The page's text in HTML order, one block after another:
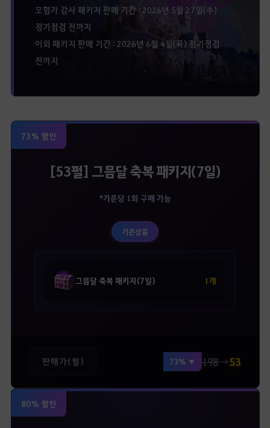
모험가 감사 패키지 판매 기간 : 2026년 5월 27일(수)
정기점검 전까지
이외 패키지 판매 기간 : 2026년 6월 4일(목) 정기점검
전까지
73% 할인
[53펄] 그믐달 축복 패키지(7일)
*가문당 1회 구매 가능
기본상품
그믐달 축복 패키지(7일) 1개
판매가(펄) 73% ▼ 198→53
80% 할인